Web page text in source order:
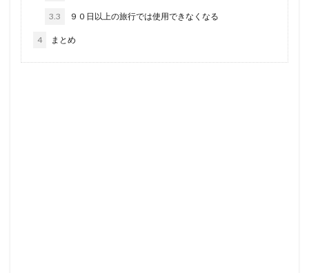
3.3 ９０日以上の旅行では使用できなくなる
4 まとめ